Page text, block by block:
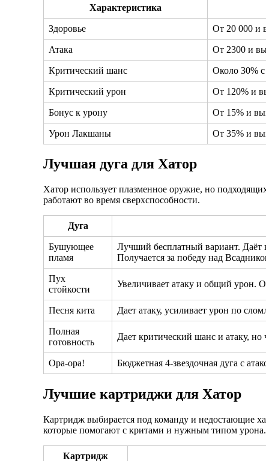
Характеристика
Здоровье От 20 000 и
Атака От 2300 и
Критический шанс Около 30%
Критический урон От 120% и
Бонус к урону От 15% и
Урон Лакшаны От 35% и
Лучшая дуга для Хатор
Хатор использует плазменное оружие, но
работают во время сверхспособности.
Дуга
Бушующее
пламя
Лучший бесплатный вариант. Даёт
Получается за победу над
Пух
стойкости
Увеличивает атаку и общий урон.
Песня кита Дает атаку, усиливает урон по
Полная
готовность
Дает критический шанс и атаку, но
Ора-ора! Бюджетная 4-звездочная дуга с
Лучшие картриджи для Хатор
Картридж выбирается под команду и недостающие
которые помогают с критами и нужным типом урона.
Картридж